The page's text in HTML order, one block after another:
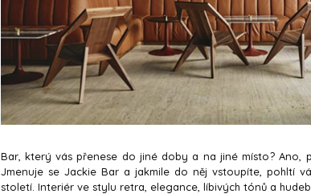
Bar, který vás přenese do jiné doby a na jiné místo? Ano,
Jmenuje se Jackie Bar a jakmile do něj vstoupíte, pohltí
století. Interiér ve stylu retra, elegance, líbivých tónů a